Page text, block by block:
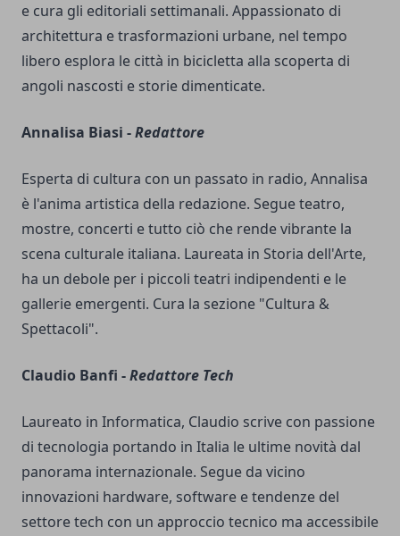
e cura gli editoriali settimanali. Appassionato di
architettura e trasformazioni urbane, nel tempo
libero esplora le città in bicicletta alla scoperta di
angoli nascosti e storie dimenticate.
Annalisa Biasi -Redattore
Esperta di cultura con un passato in radio, Annalisa
è l'anima artistica della redazione. Segue teatro,
mostre, concerti e tutto ciò che rende vibrante la
scena culturale italiana. Laureata in Storia dell'Arte,
ha un debole per i piccoli teatri indipendenti e le
gallerie emergenti. Cura la sezione "Cultura &
Spettacoli".
Claudio Banfi -Redattore Tech
Laureato in Informatica, Claudio scrive con passione
di tecnologia portando in Italia le ultime novità dal
panorama internazionale. Segue da vicino
innovazioni hardware, software e tendenze del
settore tech con un approccio tecnico ma accessibile